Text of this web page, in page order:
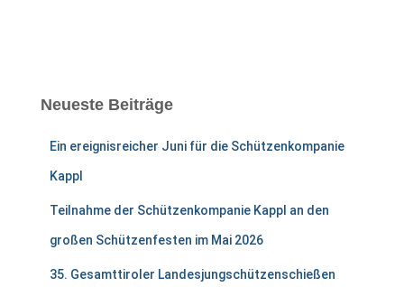
Neueste Beiträge
Ein ereignisreicher Juni für die Schützenkompanie
Kappl
Teilnahme der Schützenkompanie Kappl an den
großen Schützenfesten im Mai 2026
35. Gesamttiroler Landesjungschützenschießen